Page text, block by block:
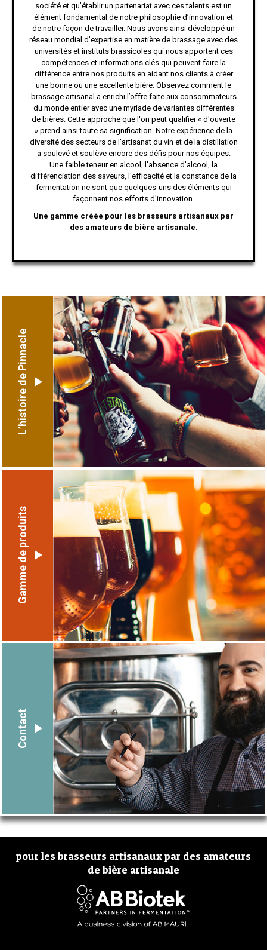
société et qu’établir un partenariat avec ces talents est un
élément fondamental de notre philosophie d’innovation et
de notre façon de travailler. Nous avons ainsi développé un
réseau mondial d’expertise en matière de brassage avec des
universités et instituts brassicoles qui nous apportent ces
compétences et informations clés qui peuvent faire la
différence entre nos produits en aidant nos clients à créer
une bonne ou une excellente bière. Observez comment le
brassage artisanal a enrichi l’offre faite aux consommateurs
du monde entier avec une myriade de variantes différentes
de bières. Cette approche que l'on peut qualifier « d'ouverte
» prend ainsi toute sa signification. Notre expérience de la
diversité des secteurs de l'artisanat du vin et de la distillation
a soulevé et soulève encore des défis pour nos équipes.
Une faible teneur en alcool, l'absence d'alcool, la
différenciation des saveurs, l'efficacité et la constance de la
fermentation ne sont que quelques-uns des éléments qui
façonnent nos efforts d'innovation.
Une gamme créée pour les brasseurs artisanaux par
des amateurs de bière artisanale.
L’histoire de Pinnacle
Gamme de produits
Contact
pour les brasseurs artisanaux par des amateurs
de bière artisanale